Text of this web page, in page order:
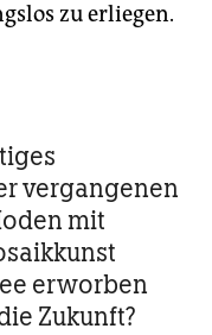
zu erliegen.
vergangenen
mit
erworben
Zukunft?